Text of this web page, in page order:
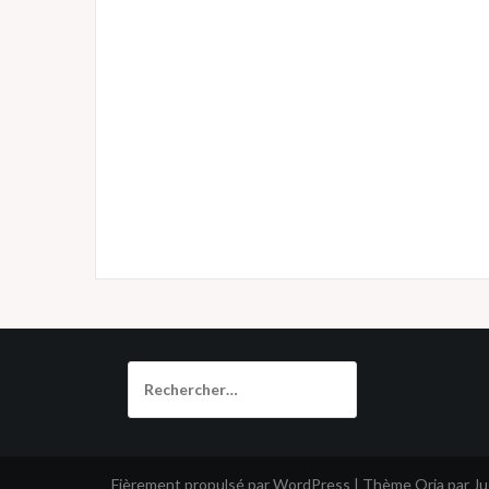
Fièrement propulsé par WordPress | Thème Oria par